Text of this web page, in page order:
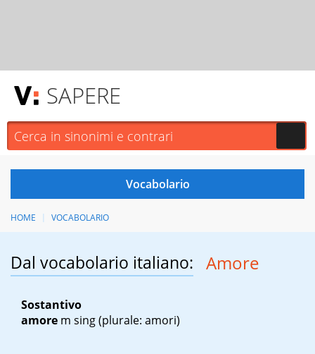
SAPERE
HOME VOCABOLARIO
Dal vocabolario italiano: Amore
Sostantivo
amore m sing(plurale: amori)